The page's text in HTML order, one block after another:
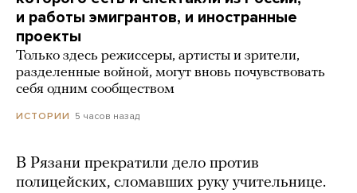
и работы эмигрантов, и иностранные
проекты
Только здесь режиссеры, артисты и зрители,
разделенные войной, могут вновь почувствовать
себя одним сообществом
ИСТОРИИ 5 часов назад
В Рязани прекратили дело против
полицейских, сломавших руку учительнице.